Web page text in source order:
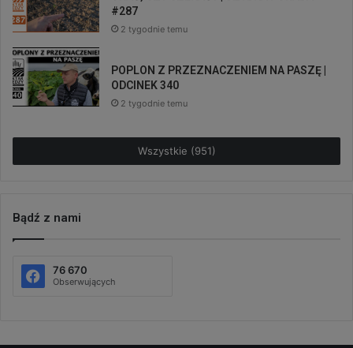
#287
2 tygodnie temu
POPLON Z PRZEZNACZENIEM NA PASZĘ |
ODCINEK 340
2 tygodnie temu
Wszystkie (951)
Bądź z nami
76 670
Obserwujących